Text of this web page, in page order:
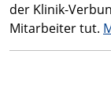
der Klinik-
Mitarbeiter tut.